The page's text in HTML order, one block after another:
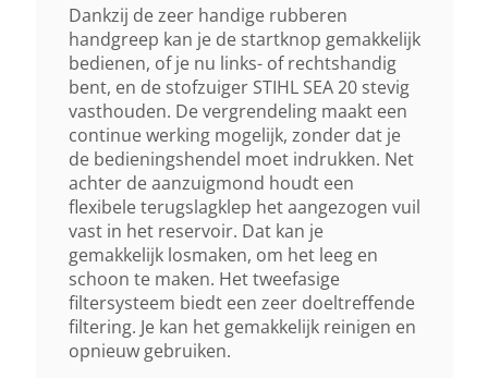
Dankzij de zeer handige rubberen
handgreep kan je de startknop gemakkelijk
bedienen, of je nu links- of rechtshandig
bent, en de stofzuiger STIHL SEA 20 stevig
vasthouden. De vergrendeling maakt een
continue werking mogelijk, zonder dat je
de bedieningshendel moet indrukken. Net
achter de aanzuigmond houdt een
flexibele terugslagklep het aangezogen vuil
vast in het reservoir. Dat kan je
gemakkelijk losmaken, om het leeg en
schoon te maken. Het tweefasige
filtersysteem biedt een zeer doeltreffende
filtering. Je kan het gemakkelijk reinigen en
opnieuw gebruiken.
Volumestroom
1026 L/min
Inhoud Van De Container
0,8 L
Zuigslanglengte
1,5 M
Slangdiameter